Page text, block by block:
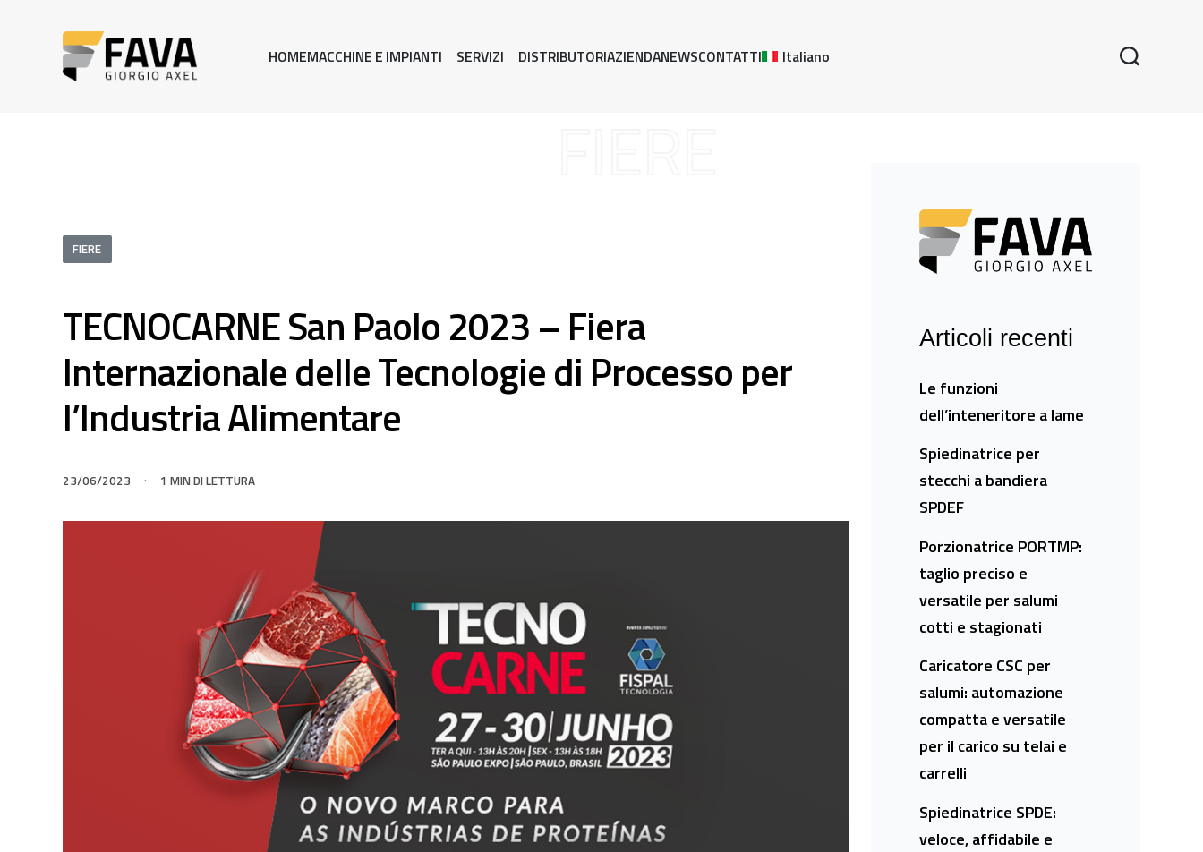
HOMEMACCHINE E IMPIANTI SERVIZI DISTRIBUTORIAZIENDANEWSCONTATTI Italiano
FIERE
TECNOCARNE San Paolo 2023 – Fiera
Internazionale delle Tecnologie di Processo per
l’Industria Alimentare
23/06/2023 1 MIN DI LETTURA
Articoli recenti
Le funzioni
dell’inteneritore a lame
Spiedinatrice per
stecchi a bandiera
SPDEF
Porzionatrice PORTMP:
taglio preciso e
versatile per salumi
cotti e stagionati
Caricatore CSC per
salumi: automazione
compatta e versatile
per il carico su telai e
carrelli
Spiedinatrice SPDE:
veloce, affidabile e